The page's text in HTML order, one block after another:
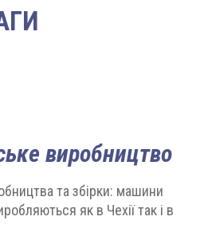
виробництво
та збірки: машини
як в Чехії так і в